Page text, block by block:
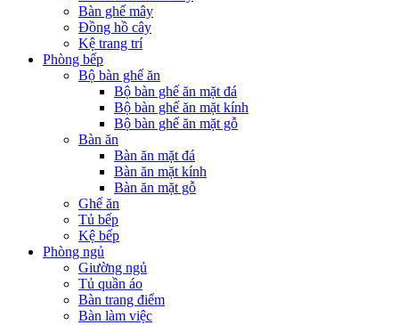
Bàn ghế mây
Đồng hồ cây
Kệ trang trí
Phòng bếp
Bộ bàn ghế ăn
Bộ bàn ghế ăn mặt đá
Bộ bàn ghế ăn mặt kính
Bộ bàn ghế ăn mặt gỗ
Bàn ăn
Bàn ăn mặt đá
Bàn ăn mặt kính
Bàn ăn mặt gỗ
Ghế ăn
Tủ bếp
Kệ bếp
Phòng ngủ
Giường ngủ
Tủ quần áo
Bàn trang điểm
Bàn làm việc